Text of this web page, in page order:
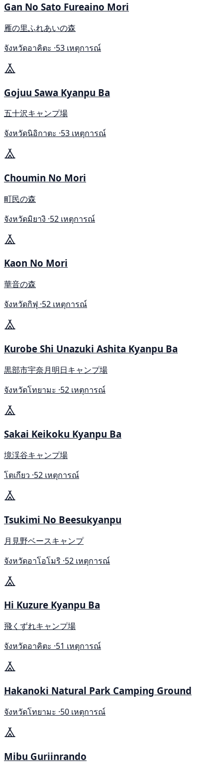
Gan No Sato Fureaino Mori
雁の里ふれあいの森
จังหวัดอาคิตะ ·53 เหตุการณ์
Gojuu Sawa Kyanpu Ba
五十沢キャンプ場
จังหวัดนิอิกาตะ ·53 เหตุการณ์
Choumin No Mori
町民の森
จังหวัดมิยางิ ·52 เหตุการณ์
Kaon No Mori
華音の森
จังหวัดกิฟุ ·52 เหตุการณ์
Kurobe Shi Unazuki Ashita Kyanpu Ba
黒部市宇奈月明日キャンプ場
จังหวัดโทยามะ ·52 เหตุการณ์
Sakai Keikoku Kyanpu Ba
境渓谷キャンプ場
โตเกียว ·52 เหตุการณ์
Tsukimi No Beesukyanpu
月見野ベースキャンプ
จังหวัดอาโอโมริ ·52 เหตุการณ์
Hi Kuzure Kyanpu Ba
飛くずれキャンプ場
จังหวัดอาคิตะ ·51 เหตุการณ์
Hakanoki Natural Park Camping Ground
จังหวัดโทยามะ ·50 เหตุการณ์
Mibu Guriinrando